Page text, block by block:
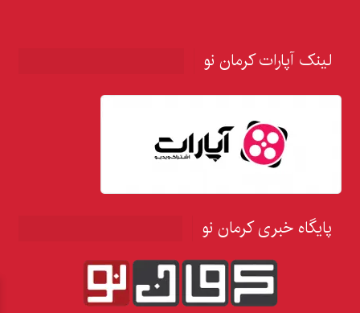
لینک آپارات کرمان نو
پایگاه خبری کرمان نو